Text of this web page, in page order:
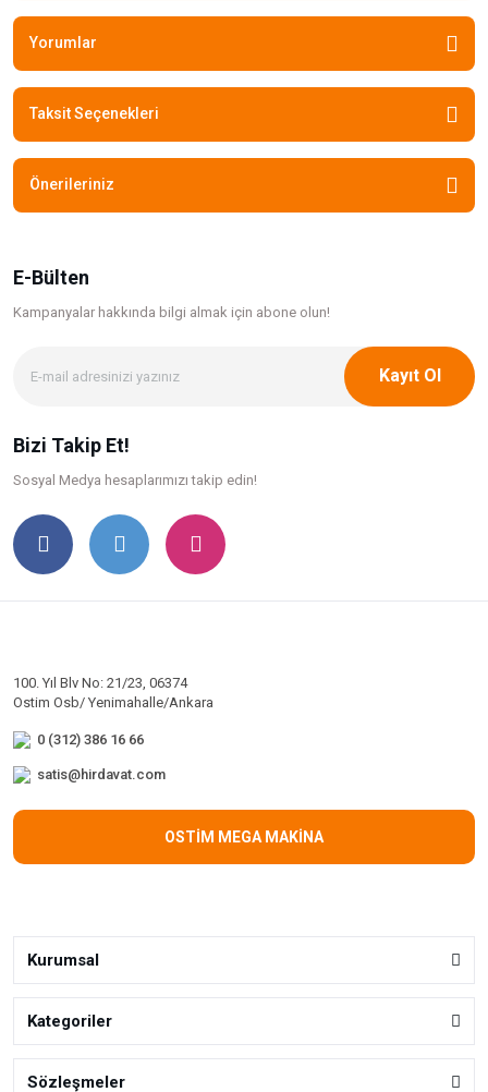
Yorumlar
Taksit Seçenekleri
Önerileriniz
E-Bülten
Kampanyalar hakkında bilgi almak için abone olun!
Kayıt Ol
Bizi Takip Et!
Sosyal Medya hesaplarımızı takip edin!
100. Yıl Blv No: 21/23, 06374
Ostim Osb/ Yenimahalle/Ankara
0 (312) 386 16 66
satis@hirdavat.com
OSTİM MEGA MAKİNA
Kurumsal
Kategoriler
Sözleşmeler